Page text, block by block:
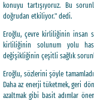
konuyu tartışıyoruz. Bu
doğrudan etkiliyor." dedi.
Eroğlu, çevre kirliliğinin insan
kirliliğinin solunum yolu
değişikliğinin çeşitli sağlık
Eroğlu, sözlerini şöyle
Daha az enerji tüketmek, geri
azaltmak gibi basit adımlar